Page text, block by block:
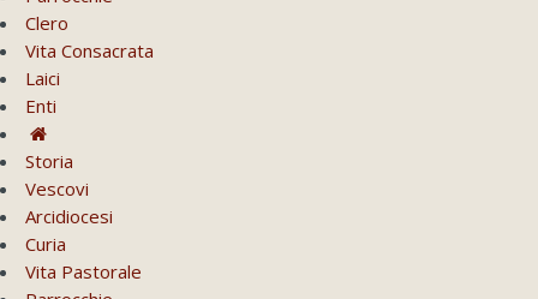
Clero
Vita Consacrata
Laici
Enti
Storia
Vescovi
Arcidiocesi
Curia
Vita Pastorale